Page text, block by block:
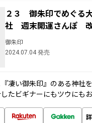
２３ 御朱印でめぐる
社 週末開運さんぽ
御朱印
2024.07.04 発売
『凄い御朱印』のある神社
たビギナーにもツウにもお